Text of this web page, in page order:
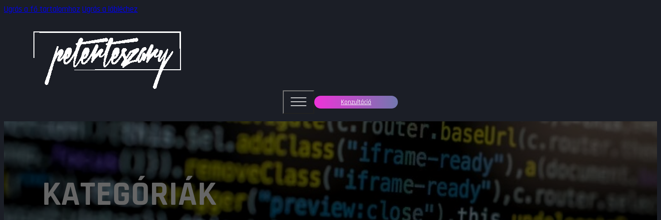
Ugrás a fő tartalomhoz Ugrás a lábléchez
Konzultáció
KATEGÓRIÁK